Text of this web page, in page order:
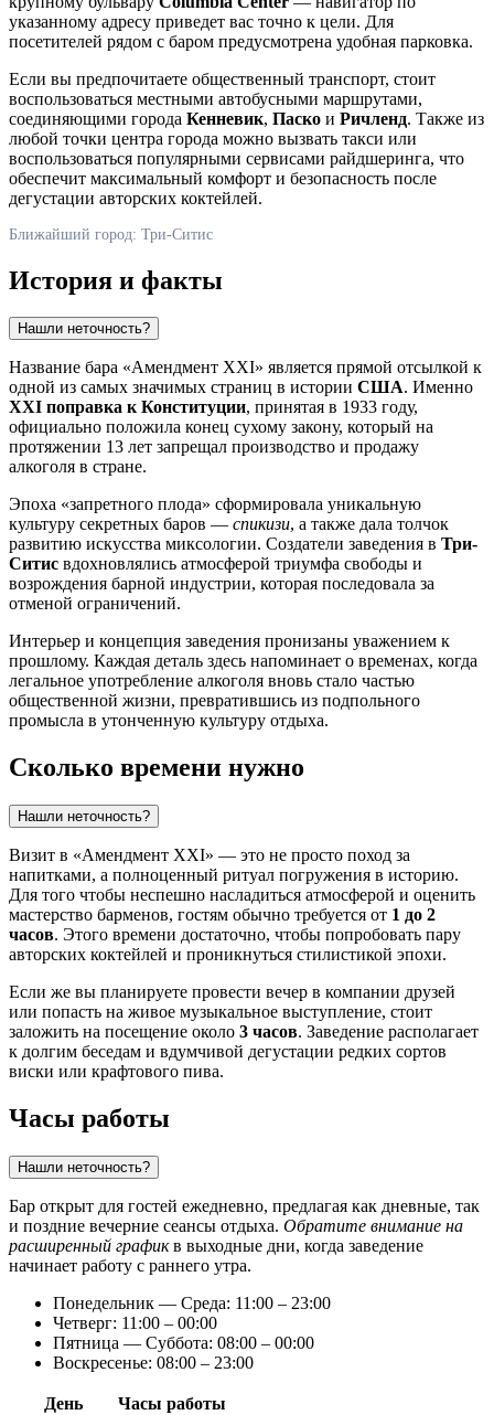
указанному адресу приведет вас точно к цели. Для
посетителей рядом с баром предусмотрена удобная парковка.
Если вы предпочитаете общественный транспорт, стоит
воспользоваться местными автобусными маршрутами,
соединяющими города Кенневик, Паско и Ричленд. Также из
любой точки центра города можно вызвать такси или
воспользоваться популярными сервисами райдшеринга, что
обеспечит максимальный комфорт и безопасность после
дегустации авторских коктейлей.
Ближайший город: Три-Ситис
История и факты
Нашли неточность?
Название бара «Амендмент XXI» является прямой отсылкой к
одной из самых значимых страниц в истории США. Именно
XXI поправка к Конституции, принятая в 1933 году,
официально положила конец сухому закону, который на
протяжении 13 лет запрещал производство и продажу
алкоголя в стране.
Эпоха «запретного плода» сформировала уникальную
культуру секретных баров — спикизи, а также дала толчок
развитию искусства миксологии. Создатели заведения в Три-
Ситис вдохновлялись атмосферой триумфа свободы и
возрождения барной индустрии, которая последовала за
отменой ограничений.
Интерьер и концепция заведения пронизаны уважением к
прошлому. Каждая деталь здесь напоминает о временах, когда
легальное употребление алкоголя вновь стало частью
общественной жизни, превратившись из подпольного
промысла в утонченную культуру отдыха.
Сколько времени нужно
Нашли неточность?
Визит в «Амендмент XXI» — это не просто поход за
напитками, а полноценный ритуал погружения в историю.
Для того чтобы неспешно насладиться атмосферой и оценить
мастерство барменов, гостям обычно требуется от 1 до 2
часов. Этого времени достаточно, чтобы попробовать пару
авторских коктейлей и проникнуться стилистикой эпохи.
Если же вы планируете провести вечер в компании друзей
или попасть на живое музыкальное выступление, стоит
заложить на посещение около 3 часов. Заведение располагает
к долгим беседам и вдумчивой дегустации редких сортов
виски или крафтового пива.
Часы работы
Нашли неточность?
Бар открыт для гостей ежедневно, предлагая как дневные, так
и поздние вечерние сеансы отдыха. Обратите внимание на
расширенный графикв выходные дни, когда заведение
начинает работу с раннего утра.
Понедельник — Среда: 11:00 – 23:00
Четверг: 11:00 – 00:00
Пятница — Суббота: 08:00 – 00:00
Воскресенье: 08:00 – 23:00
День
Часы работы